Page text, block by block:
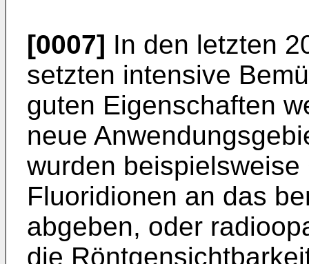
[0007] In den letzten
setzten intensive
guten Eigenschaften
neue
wurden
Fluoridionen an das
abgeben, oder
die